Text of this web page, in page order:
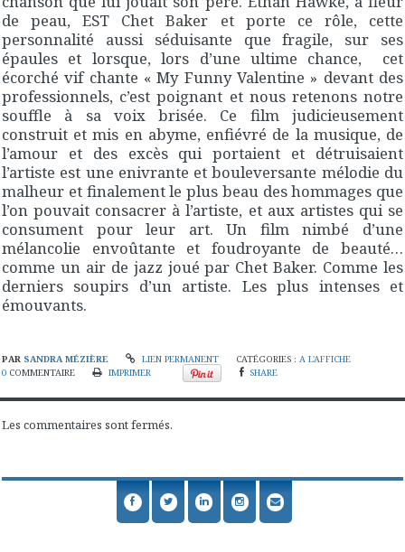
de peau, EST Chet Baker et porte ce rôle, cette
personnalité aussi séduisante que fragile, sur ses
épaules et lorsque, lors d’une ultime chance, cet
écorché vif chante « My Funny Valentine » devant des
professionnels, c’est poignant et nous retenons notre
souffle à sa voix brisée. Ce film judicieusement
construit et mis en abyme, enfiévré de la musique, de
l’amour et des excès qui portaient et détruisaient
l’artiste est une enivrante et bouleversante mélodie du
malheur et finalement le plus beau des hommages que
l’on pouvait consacrer à l’artiste, et aux artistes qui se
consument pour leur art. Un film nimbé d’une
mélancolie envoûtante et foudroyante de beauté…
comme un air de jazz joué par Chet Baker. Comme les
derniers soupirs d’un artiste. Les plus intenses et
émouvants.
PAR SANDRA MÉZIÈRE LIEN PERMANENT CATÉGORIES :A L'AFFICHE
0 COMMENTAIRE IMPRIMER SHARE
Les commentaires sont fermés.